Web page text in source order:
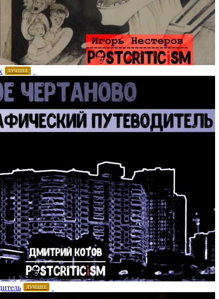
ЛУЧШЕЕ
ЛУЧШЕЕ